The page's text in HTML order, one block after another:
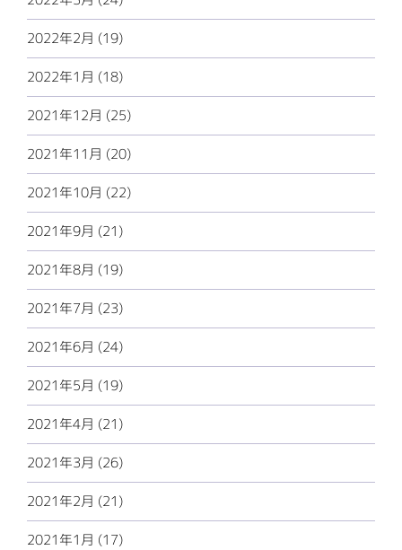
2022年2月 (19)
2022年1月 (18)
2021年12月 (25)
2021年11月 (20)
2021年10月 (22)
2021年9月 (21)
2021年8月 (19)
2021年7月 (23)
2021年6月 (24)
2021年5月 (19)
2021年4月 (21)
2021年3月 (26)
2021年2月 (21)
2021年1月 (17)